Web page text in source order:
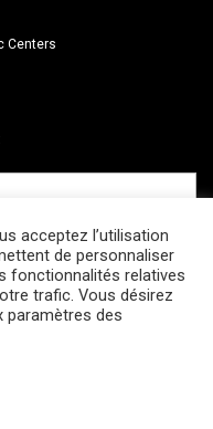
Centers
droits réservés.
acceptez l’utilisation
de personnaliser
fonctionnalités relatives
trafic. Vous désirez
paramètres des